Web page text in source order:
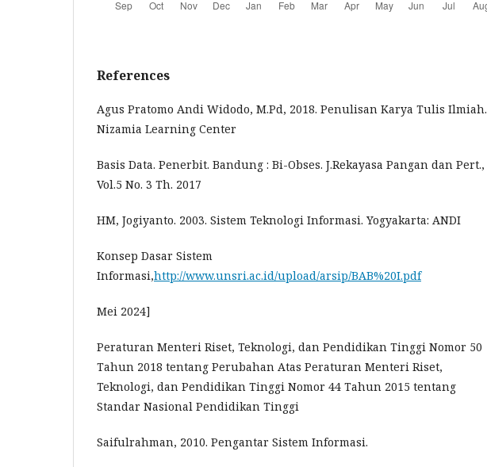
References
Agus Pratomo Andi Widodo, M.Pd, 2018. Penulisan Karya Tulis Ilmiah.
Nizamia Learning Center
Basis Data. Penerbit. Bandung : Bi-Obses. J.Rekayasa Pangan dan Pert.,
Vol.5 No. 3 Th. 2017
HM, Jogiyanto. 2003. Sistem Teknologi Informasi. Yogyakarta: ANDI
Konsep Dasar Sistem
Informasi,http://www.unsri.ac.id/upload/arsip/BAB%20I.pdf
Mei 2024]
Peraturan Menteri Riset, Teknologi, dan Pendidikan Tinggi Nomor 50
Tahun 2018 tentang Perubahan Atas Peraturan Menteri Riset,
Teknologi, dan Pendidikan Tinggi Nomor 44 Tahun 2015 tentang
Standar Nasional Pendidikan Tinggi
Saifulrahman, 2010. Pengantar Sistem Informasi.